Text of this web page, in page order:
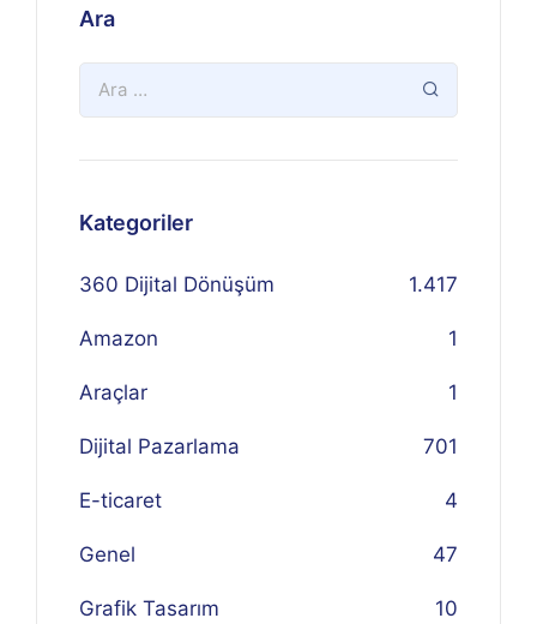
Ara
Kategoriler
360 Dijital Dönüşüm 1.417
Amazon 1
Araçlar 1
Dijital Pazarlama 701
E-ticaret 4
Genel 47
Grafik Tasarım 10